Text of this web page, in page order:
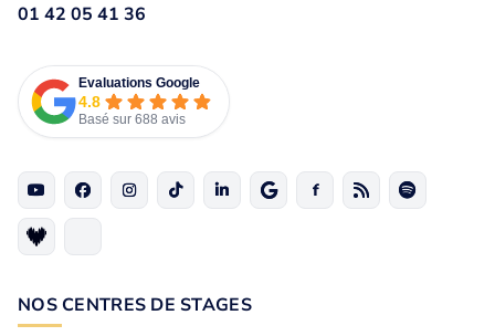
01 42 05 41 36
Evaluations Google
4.8
Basé sur 688 avis
NOS CENTRES DE STAGES